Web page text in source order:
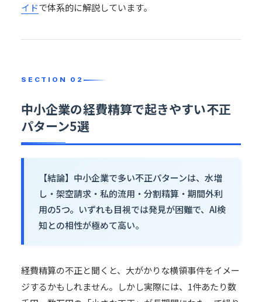
イドで体系的に解説しています。
中小企業の経費精算で起きやすい不正
パターン5選
【結論】中小企業で多い不正パターンは、水増
し・架空請求・私的流用・分割精算・期間外利
用の5つ。いずれも目視では発見が困難で、AI検
知との相性が極めて高い。
経費精算の不正と聞くと、大がかりな横領事件をイメー
ジするかもしれません。しかし実際には、1件あたり数